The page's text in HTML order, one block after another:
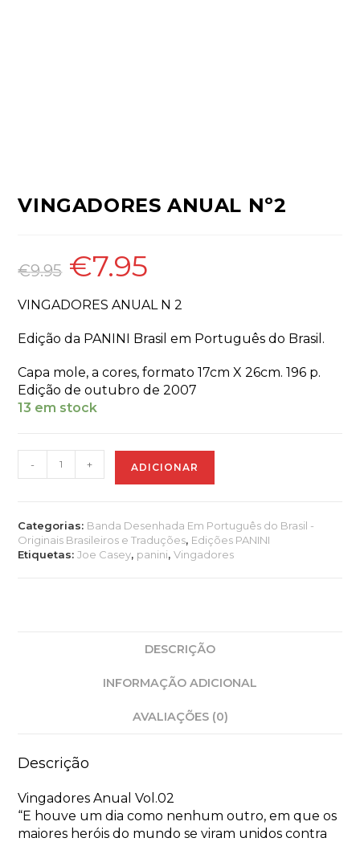
VINGADORES ANUAL Nº2
€9.95
O
preço
original
€9.95.
€7.95
€7.95.
VINGADORES ANUAL N 2
Edição da PANINI Brasil em Português do Brasil.
Capa mole, a cores, formato 17cm X 26cm. 196 p.
Edição de outubro de 2007
13 em stock
- + ADICIONAR
Categorias: Banda Desenhada Em Português do Brasil -
Originais Brasileiros e Traduções, Edições PANINI
Etiquetas:Joe Casey, panini,Vingadores
DESCRIÇÃO
INFORMAÇÃO ADICIONAL
AVALIAÇÕES (0)
Descrição
Vingadores Anual Vol.02
“E houve um dia como nenhum outro, em que os
maiores heróis do mundo se viram unidos contra